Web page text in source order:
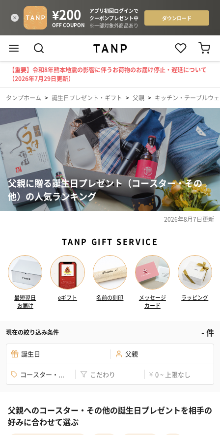
【重要】令和8年熊本地震の影響に伴うお荷物のお届け停止・遅延について
（2026年7月29日更新）
タンプホーム > 誕生日プレゼント・ギフト > 父親 > キッチン・テーブルウ
父親に贈る誕生日プレゼント（コースター・その
他）の人気ランキング
2026年8月7日更新
TANP GIFT SERVICE
最短翌日
お届け
eギフト 名前の刻印
メッセージ
カード
ラッピング
現在の絞り込み条件 -件
誕生日 父親
コースター・... こだわり ¥ 0 ~ 上限なし
父親へのコースター・その他の誕生日プレゼントを相手の
好みに合わせて選ぶ